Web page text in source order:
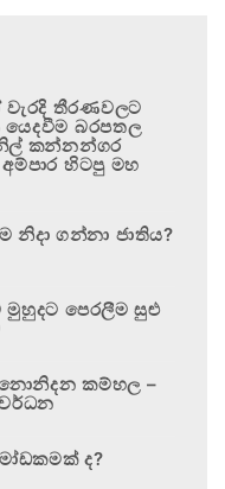
වැරදි තීරණවලට
යෙදවීම බරපතල
කන්නන්ගර
හිටපු මහ
ගන්නා ජාතිය?
පෙරලීම සුළු
කම්හල –
ද?